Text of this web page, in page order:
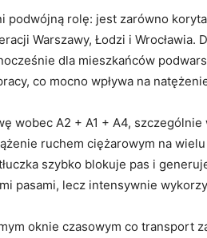
podwójną rolę: jest zarówno
Warszawy, Łodzi i Wrocławia.
dla mieszkańców
co mocno wpływa na
wobec A2 + A1 + A4,
ruchem ciężarowym na
szybko blokuje pas i
pasami, lecz intensywnie
oknie czasowym co transport